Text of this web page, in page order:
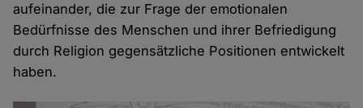
aufeinander, die zur Frage der emotionalen
Bedürfnisse des Menschen und ihrer Befriedigung
durch Religion gegensätzliche Positionen entwickelt
haben.